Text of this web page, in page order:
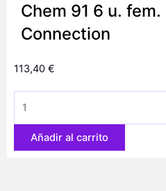
Chem 91 6 u. fem.
Connection
113,40 €
u.
Añadir al carrito